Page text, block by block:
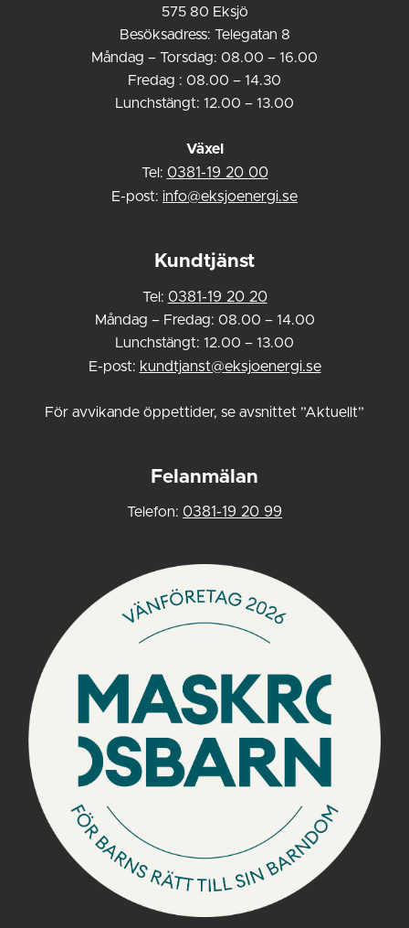
575 80 Eksjö
Besöksadress: Telegatan 8
Måndag – Torsdag: 08.00 – 16.00
Fredag : 08.00 – 14.30
Lunchstängt: 12.00 – 13.00
Växel
Tel: 0381-19 20 00
E-post: info@eksjoenergi.se
Kundtjänst
Tel: 0381-19 20 20
Måndag – Fredag: 08.00 – 14.00
Lunchstängt: 12.00 – 13.00
E-post: kundtjanst@eksjoenergi.se
För avvikande öppettider, se avsnittet ”Aktuellt”
Felanmälan
Telefon: 0381-19 20 99